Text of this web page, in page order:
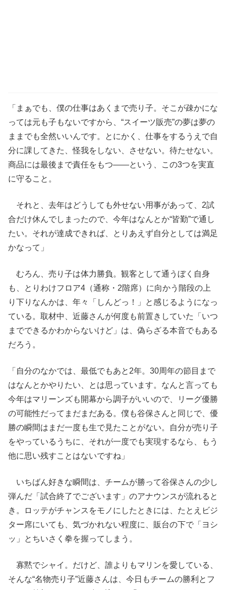
「まぁでも、僕の仕事はあくまで売り子。そこが疎かにな
っては元も子もないですから、“スイーツ販売”の夢は夢の
ままでも全然いいんです。とにかく、仕事をするうえで自
分に課してきた、怪我をしない、させない。待たせない。
商品には最後まで責任をもつ――という、この3つを実直
に守ること。
それと、去年はどうしても外せない用事があって、2試
合だけ休んでしまったので、今年はなんとか“皆勤”で通し
たい。それが達成できれば、とりあえず自分としては満足
かなって」
むろん、売り子は体力勝負。観客として通うぼく自身
も、とりわけフロア4（通称・2階席）に向かう階段の上
り下りなんかは、年々「しんどっ！」と感じるようになっ
ている。取材中、近藤さんが何度も前置きしていた「いつ
までできるかわからないけど」は、偽らざる本音でもある
だろう。
「自分のなかでは、最低でもあと2年。30周年の節目まで
はなんとかやりたい、とは思っています。なんと言っても
今年はマリーンズも開幕から調子がいいので、リーグ優勝
の可能性だってまだまだある。僕も谷保さんと同じで、優
勝の瞬間はまだ一度も生で見たことがない。自分が売り子
をやっているうちに、それが一度でも実現するなら、もう
他に思い残すことはないですね」
いちばん好きな瞬間は、チームが勝って谷保さんの少し
弾んだ「試合終了でございます」のアナウンスが流れると
き。ロッテがチャンスをモノにしたときには、たとえビジ
ター席にいても、気づかれない程度に、販台の下で「ヨシ
ッ」とちいさく拳を握ってしまう。
寡黙でシャイ。だけど、誰よりもマリンを愛している、
そんな“名物売り子”近藤さんは、今日もチームの勝利とフ